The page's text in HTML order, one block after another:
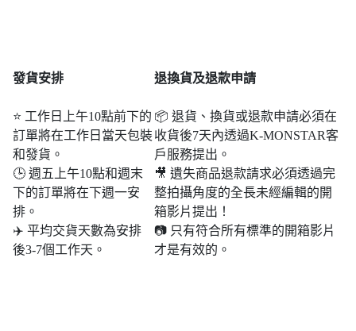
發貨安排
⭐ 工作日上午10點前下的
訂單將在工作日當天包裝
和發貨。
🕒 週五上午10點和週末​​
下的訂單將在下週一安
排。
✈️ 平均交貨天數為安排
後3-7個工作天。
退換貨及退款申請
📦 退貨、換貨或退款申請必須在
收貨後7天內透過K-MONSTAR客
戶服務提出。
🎥 遺失商品退款請求必須透過完
整拍攝角度的全長未經編輯的開
箱影片提出！
📷 只有符合所有標準的開箱影片
才是有效的。